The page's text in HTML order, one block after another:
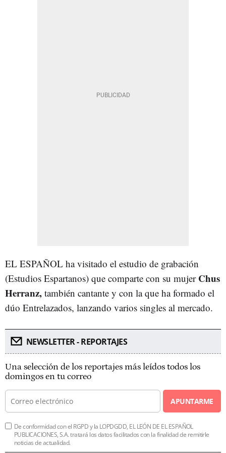
EL ESPAÑOL ha visitado el estudio de grabación
(Estudios Espartanos) que comparte con su mujer Chus
Herranz, también cantante y con la que ha formado el
dúo Entrelazados, lanzando varios singles al mercado.
NEWSLETTER - REPORTAJES
Una selección de los reportajes más leídos todos los
domingos en tu correo
APUNTARME
De conformidad con el RGPD y la LOPDGDD, EL LEÓN DE EL ESPAÑOL
PUBLICACIONES, S.A. tratará los datos facilitados con la finalidad de remitirle
noticias de actualidad.